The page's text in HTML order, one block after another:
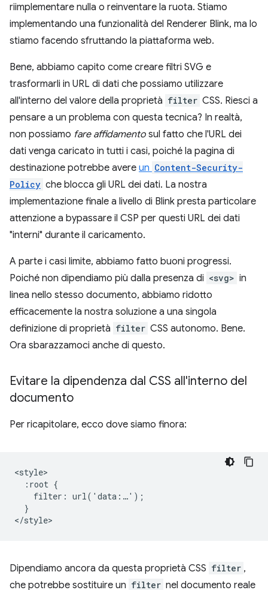
riimplementare nulla o reinventare la ruota. Stiamo
implementando una funzionalità del Renderer Blink, ma lo
stiamo facendo sfruttando la piattaforma web.
Bene, abbiamo capito come creare filtri SVG e
trasformarli in URL di dati che possiamo utilizzare
all'interno del valore della proprietà filter CSS. Riesci a
pensare a un problema con questa tecnica? In realtà,
non possiamo fare affidamento sul fatto che l'URL dei
dati venga caricato in tutti i casi, poiché la pagina di
destinazione potrebbe avere un Content-Security-
Policy che blocca gli URL dei dati. La nostra
implementazione finale a livello di Blink presta particolare
attenzione a bypassare il CSP per questi URL dei dati
"interni" durante il caricamento.
A parte i casi limite, abbiamo fatto buoni progressi.
Poiché non dipendiamo più dalla presenza di <svg> in
linea nello stesso documento, abbiamo ridotto
efficacemente la nostra soluzione a una singola
definizione di proprietà filter CSS autonomo. Bene.
Ora sbarazzamoci anche di questo.
Evitare la dipendenza dal CSS all'interno del
documento
Per ricapitolare, ecco dove siamo finora:
<style>
  :root {
    filter: url('data:…');
  }
Dipendiamo ancora da questa proprietà CSS filter ,
che potrebbe sostituire un filter nel documento reale